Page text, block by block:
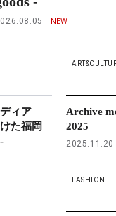
ィア
た福岡
Archive
2025
2025.11.20
FASHION